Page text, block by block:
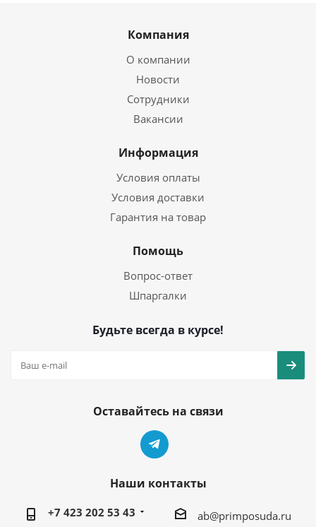
Компания
О компании
Новости
Сотрудники
Вакансии
Информация
Условия оплаты
Условия доставки
Гарантия на товар
Помощь
Вопрос-ответ
Шпаргалки
Будьте всегда в курсе!
Оставайтесь на связи
Наши контакты
+7 423 202 53 43 ab@primposuda.ru